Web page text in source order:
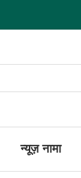
न्यूज़ नामा